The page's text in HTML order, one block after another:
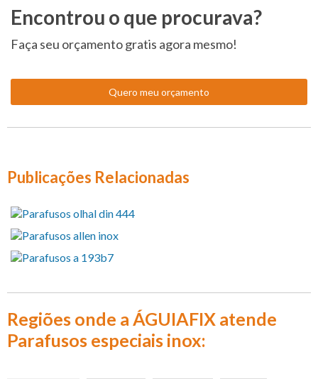
Encontrou o que procurava?
Faça seu orçamento gratis agora mesmo!
Quero meu orçamento
Publicações Relacionadas
Regiões onde a ÁGUIAFIX atende
Parafusos especiais inox: